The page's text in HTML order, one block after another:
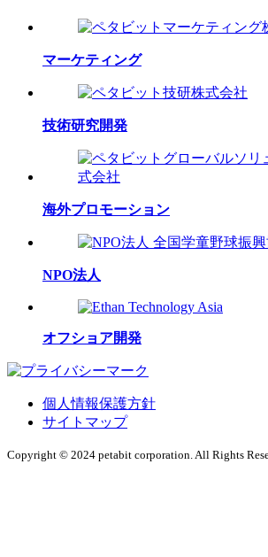
マーケティング
技術研究開発
海外プロモーション
NPO法人
オフショア開発
個人情報保護方針
サイトマップ
Copyright © 2024 petabit corporation. All Rights